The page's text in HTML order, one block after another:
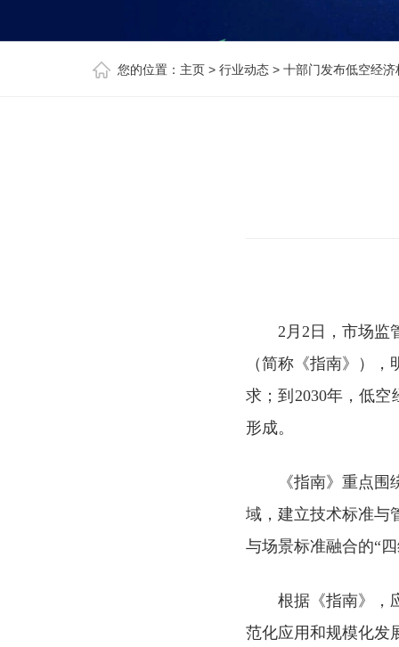
您的位置： 主页> 行业动态> 十部门发布低空经济
2月2日，市场监
（简称《指南》）
求；到2030年，低
形成。
《指南》重点
域，建立技术标准与
与场景标准融合的“
根据《指南》，
范化应用和规模化发